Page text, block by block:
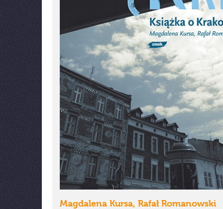
Magdalena Kursa, Rafał Romanowski